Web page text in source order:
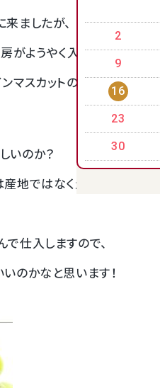
2
9
16
23
30
ましたが、
がようやく入り始めました。
マスカットの長いシーズン
いのか？
地ではなく生産者次第と
仕入しますので、
のかなと思います！